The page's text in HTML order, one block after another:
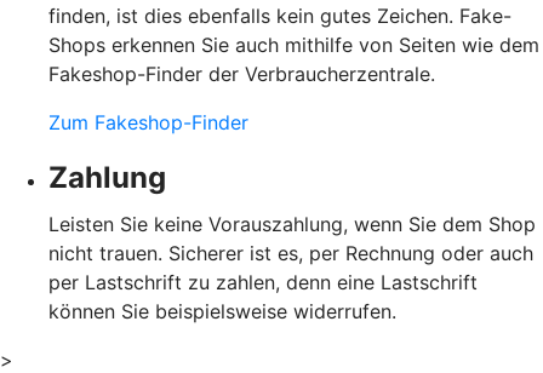
finden, ist dies ebenfalls kein gutes Zeichen. Fake-
Shops erkennen Sie auch mithilfe von Seiten wie dem
Fakeshop-Finder der Verbraucherzentrale.
Zum Fakeshop-Finder
Zahlung
Leisten Sie keine Vorauszahlung, wenn Sie dem Shop
nicht trauen. Sicherer ist es, per Rechnung oder auch
per Lastschrift zu zahlen, denn eine Lastschrift
können Sie beispielsweise widerrufen.
>